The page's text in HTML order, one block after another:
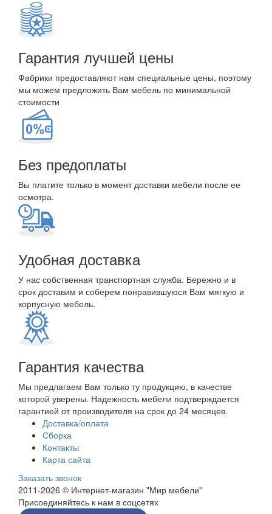
Гарантия лучшей цены
Фабрики предоставляют нам специальные цены, поэтому
мы можем предложить Вам мебель по минимальной
стоимости
Без предоплаты
Вы платите только в момент доставки мебели после ее
осмотра.
Удобная доставка
У нас собственная транспортная служба. Бережно и в
срок доставим и соберем понравившуюся Вам мягкую и
корпусную мебель.
Гарантия качества
Мы предлагаем Вам только ту продукцию, в качестве
которой уверены. Надежность мебели подтверждается
гарантией от производителя на срок до 24 месяцев.
Доставка/оплата
Сборка
Контакты
Карта сайта
Заказать звонок
2011-2026 © Интернет-магазин "Мир мебели"
Присоединяйтесь к нам в соцсетях